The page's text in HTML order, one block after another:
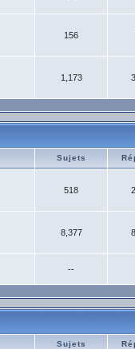
156
1,173
Sujets
518
8,377
--
Sujets